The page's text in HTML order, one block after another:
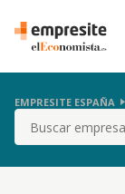
EMPRESITE ESPAÑA
Buscar